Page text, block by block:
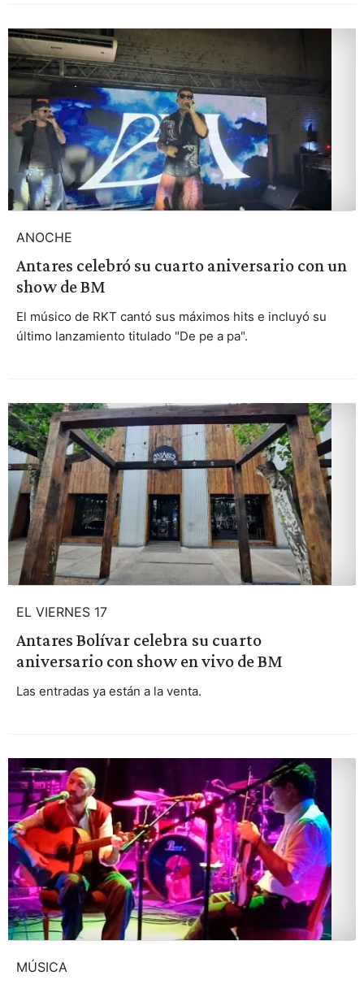
ANOCHE
Antares celebró su cuarto aniversario con un
show de BM
El músico de RKT cantó sus máximos hits e incluyó su
último lanzamiento titulado "De pe a pa".
EL VIERNES 17
Antares Bolívar celebra su cuarto
aniversario con show en vivo de BM
Las entradas ya están a la venta.
MÚSICA